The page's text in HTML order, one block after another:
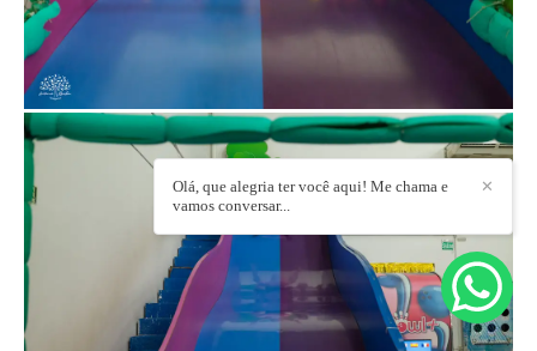
✕
Olá, que alegria ter você aqui! Me chama e
vamos conversar...